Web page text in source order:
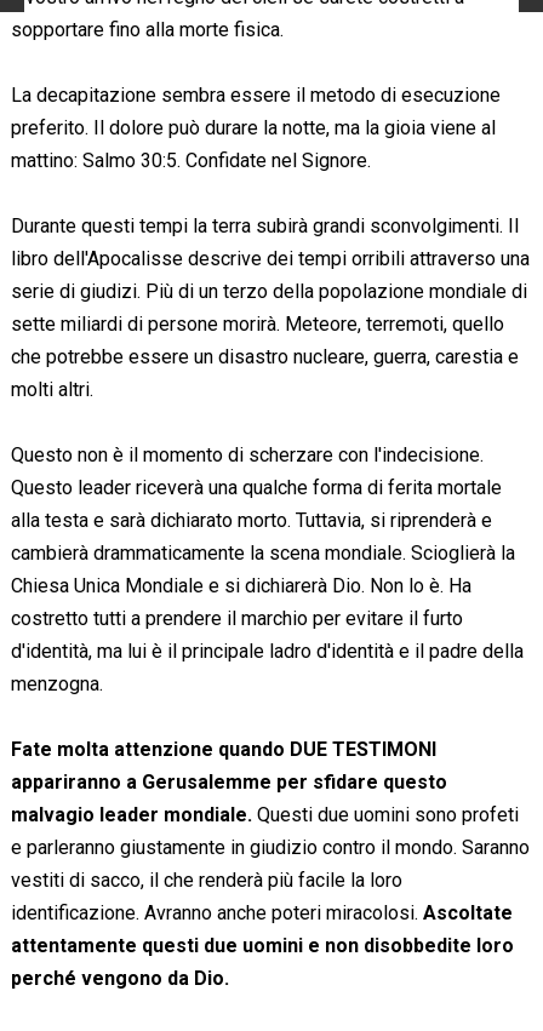
sopportare fino alla morte fisica.
La decapitazione sembra essere il metodo di esecuzione
preferito. Il dolore può durare la notte, ma la gioia viene al
mattino: Salmo 30:5. Confidate nel Signore.
Durante questi tempi la terra subirà grandi sconvolgimenti. Il
libro dell'Apocalisse descrive dei tempi orribili attraverso una
serie di giudizi. Più di un terzo della popolazione mondiale di
sette miliardi di persone morirà. Meteore, terremoti, quello
che potrebbe essere un disastro nucleare, guerra, carestia e
molti altri.
Questo non è il momento di scherzare con l'indecisione.
Questo leader riceverà una qualche forma di ferita mortale
alla testa e sarà dichiarato morto. Tuttavia, si riprenderà e
cambierà drammaticamente la scena mondiale. Scioglierà la
Chiesa Unica Mondiale e si dichiarerà Dio. Non lo è. Ha
costretto tutti a prendere il marchio per evitare il furto
d'identità, ma lui è il principale ladro d'identità e il padre della
menzogna.
Fate molta attenzione quando DUE TESTIMONI
appariranno a Gerusalemme per sfidare questo
malvagio leader mondiale.Questi due uomini sono profeti
e parleranno giustamente in giudizio contro il mondo. Saranno
vestiti di sacco, il che renderà più facile la loro
identificazione. Avranno anche poteri miracolosi. Ascoltate
attentamente questi due uomini e non disobbedite loro
perché vengono da Dio.